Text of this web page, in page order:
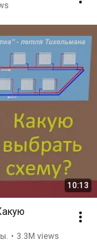
10:13
• 3.3M views